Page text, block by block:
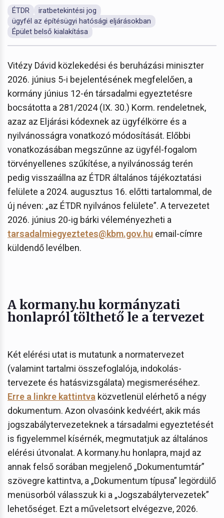
ÉTDR
iratbetekintési jog
ügyfél az építésügyi hatósági eljárásokban
Épület belső kialakítása
Vitézy Dávid közlekedési és beruházási miniszter
2026. június 5-i bejelentésének megfelelően, a
kormány június 12-én társadalmi egyeztetésre
bocsátotta a 281/2024 (IX. 30.) Korm. rendeletnek,
azaz az Eljárási kódexnek az ügyfélkörre és a
nyilvánosságra vonatkozó módosítását. Előbbi
vonatkozásában megszűnne az ügyfél-fogalom
törvényellenes szűkítése, a nyilvánosság terén
pedig visszaállna az ÉTDR általános tájékoztatási
felülete a 2024. augusztus 16. előtti tartalommal, de
új néven: „az ÉTDR nyilvános felülete”. A tervezetet
2026. június 20-ig bárki véleményezheti a
tarsadalmiegyeztetes@kbm.gov.hu email-címre
küldendő levélben.
A kormany.hu kormányzati
honlapról tölthető le a tervezet
Két elérési utat is mutatunk a normatervezet
(valamint tartalmi összefoglalója, indokolás-
tervezete és hatásvizsgálata) megismeréséhez.
Erre a linkre kattintva közvetlenül elérhető a négy
dokumentum. Azon olvasóink kedvéért, akik más
jogszabálytervezeteknek a társadalmi egyeztetését
is figyelemmel kísérnék, megmutatjuk az általános
elérési útvonalat. A kormany.hu honlapra, majd az
annak felső sorában megjelenő „Dokumentumtár”
szövegre kattintva, a „Dokumentum típusa” legördülő
menüsorból válasszuk ki a „Jogszabálytervezetek”
lehetőséget. Ezt a műveletsort elvégezve, 2026.